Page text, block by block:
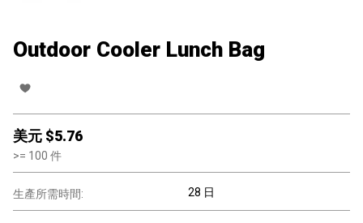
Outdoor Cooler Lunch Bag
美元 $5.76
>= 100 件
生產所需時間: 28 日